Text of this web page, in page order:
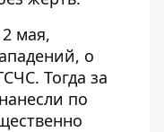
мая,
о
Тогда за
по